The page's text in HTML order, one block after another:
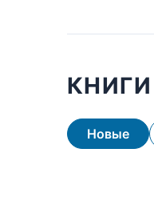
Новые